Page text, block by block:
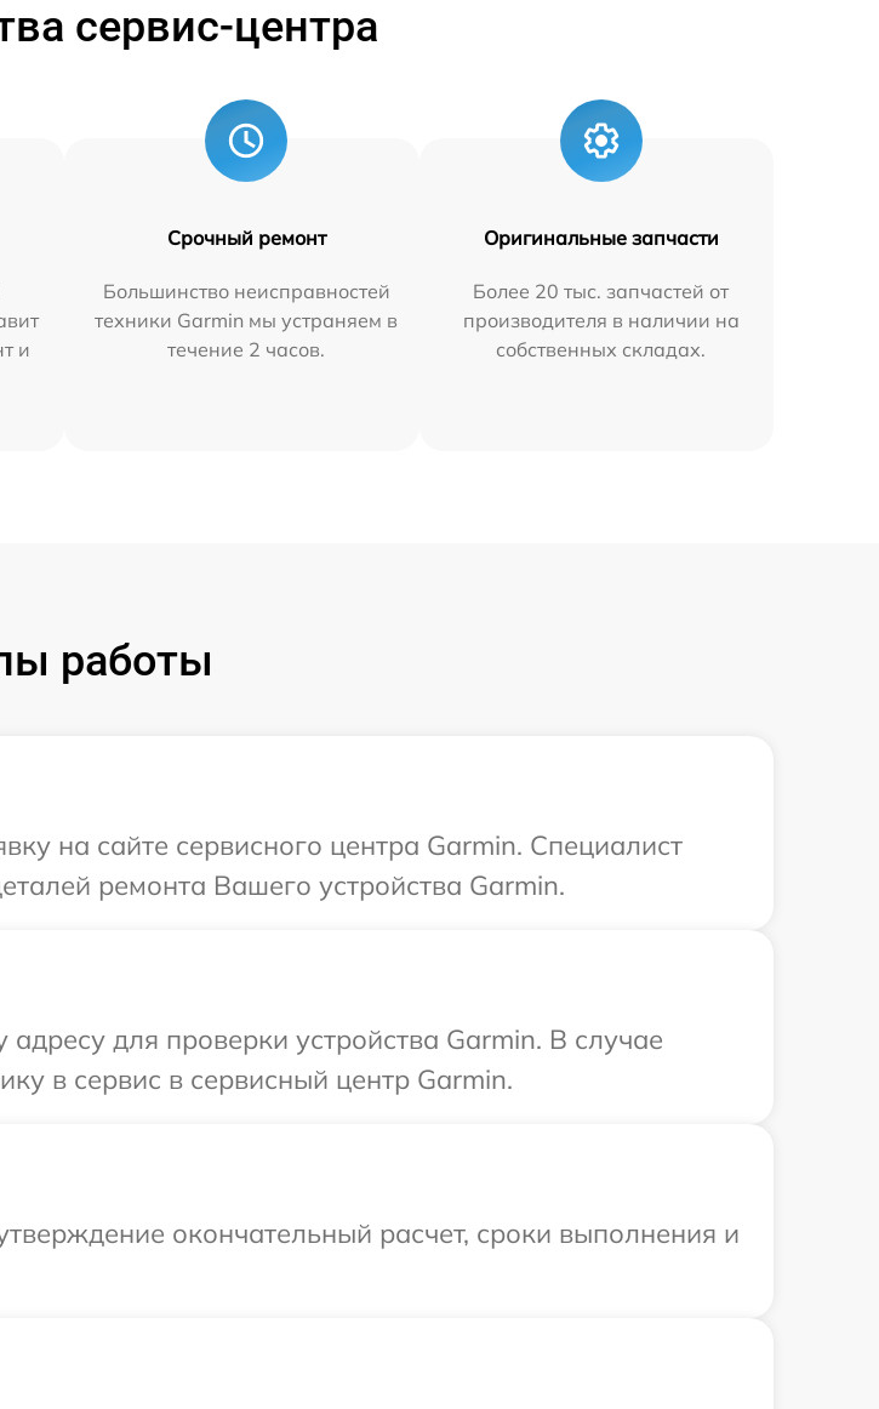
сервис-центра
и
Срочный ремонт
Большинство неисправностей
техники Garmin мы устраняем в
течение 2 часов.
Оригинальные запчасти
Более 20 тыс. запчастей от
производителя в наличии на
собственных складах.
работы
на сайте сервисного центра Garmin. Специалист
ремонта Вашего устройства Garmin.
для проверки устройства Garmin. В случае
в сервис в сервисный центр Garmin.
окончательный расчет, сроки выполнения и